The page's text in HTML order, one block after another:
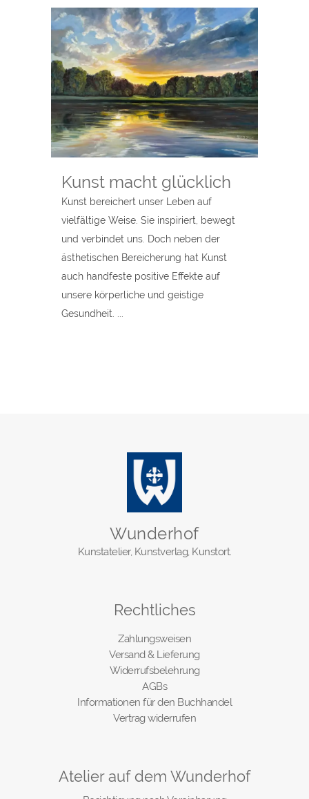
Kunst macht glücklich
Kunst bereichert unser Leben auf
vielfältige Weise. Sie inspiriert, bewegt
und verbindet uns. Doch neben der
ästhetischen Bereicherung hat Kunst
auch handfeste positive Effekte auf
unsere körperliche und geistige
Gesundheit. ...
Wunderhof
Kunstatelier, Kunstverlag, Kunstort.
Rechtliches
Zahlungsweisen
Versand & Lieferung
Widerrufsbelehrung
AGBs
Informationen für den Buchhandel
Vertrag widerrufen
Atelier auf dem Wunderhof